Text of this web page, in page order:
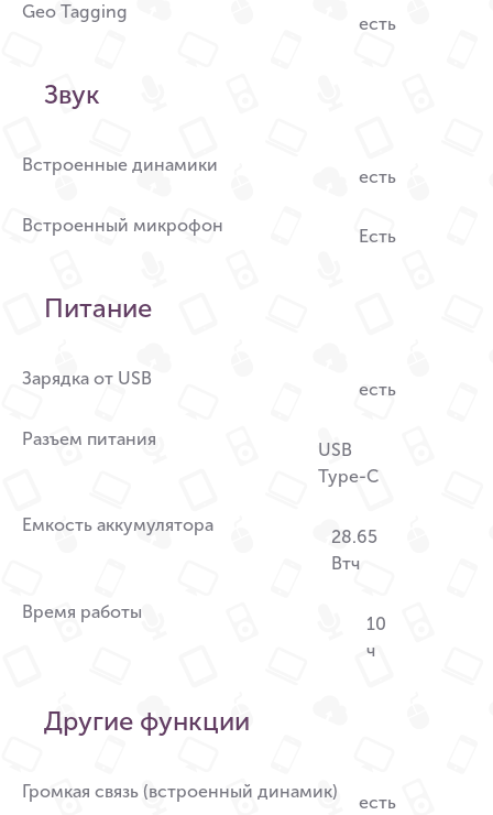
Geo Tagging
есть
Звук
Встроенные динамики
есть
Встроенный микрофон
Есть
Питание
Зарядка от USB
есть
Разъем питания
USB
Type-C
Емкость аккумулятора
28.65
Втч
Время работы
10
ч
Другие функции
Громкая связь (встроенный динамик)
есть